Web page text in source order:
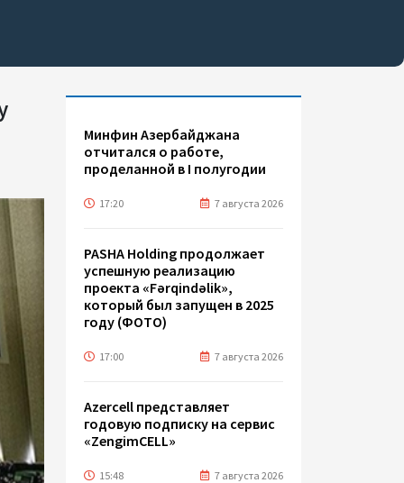
Минфин Азербайджана
отчитался о работе,
проделанной в I полугодии
17:20 7 августа 2026
PASHA Holding продолжает
успешную реализацию
проекта «Fərqindəlik»,
который был запущен в 2025
году (ФОТО)
17:00 7 августа 2026
Azercell представляет
годовую подписку на сервис
«ZengimCELL»
15:48 7 августа 2026